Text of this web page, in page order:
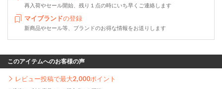
再入荷やセール開始、残り１点の時にいち早くご連絡します
マイブランドの登録
新商品やセール等、ブランドのお得な情報をお送りします
このアイテムへのお客様の声
レビュー投稿で最大2,000ポイント